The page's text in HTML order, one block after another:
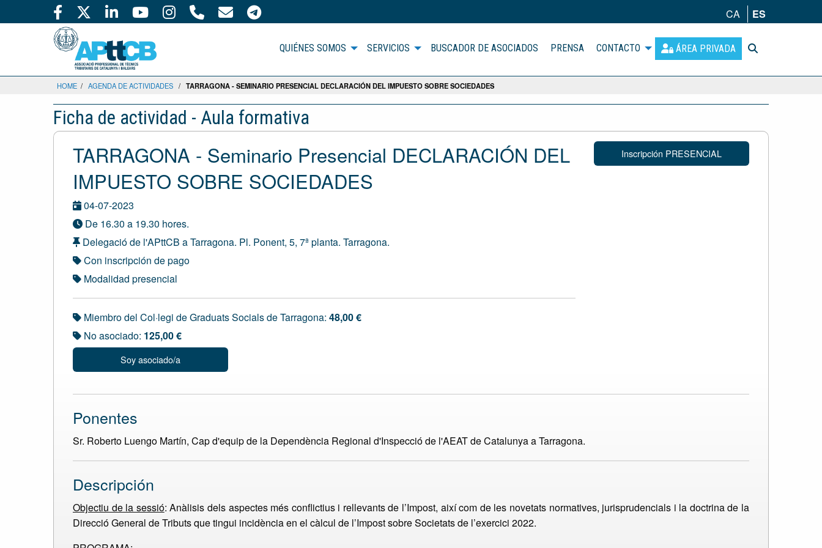
CA ES
QUIÉNES SOMOS SERVICIOS BUSCADOR DE ASOCIADOS PRENSA CONTACTO ÁREA PRIVADA
HOME / AGENDA DE ACTIVIDADES / TARRAGONA - SEMINARIO PRESENCIAL DECLARACIÓN DEL IMPUESTO SOBRE SOCIEDADES
Ficha de actividad - Aula formativa
TARRAGONA - Seminario Presencial DECLARACIÓN DEL
IMPUESTO SOBRE SOCIEDADES
04-07-2023
De 16.30 a 19.30 hores.
Delegació de l'APttCB a Tarragona. Pl. Ponent, 5, 7ª planta. Tarragona.
Con inscripción de pago
Modalidad presencial
Miembro del Col·legi de Graduats Socials de Tarragona: 48,00 €
No asociado: 125,00 €
Soy asociado/a
Inscripción PRESENCIAL
Ponentes
Sr. Roberto Luengo Martín, Cap d'equip de la Dependència Regional d'Inspecció de l'AEAT de Catalunya a Tarragona.
Descripción
Objectiu de la sessió: Anàlisis dels aspectes més conflictius i rellevants de l’Impost, així com de les novetats normatives, jurisprudencials i la doctrina de la
Direcció General de Tributs que tingui incidència en el càlcul de l’Impost sobre Societats de l’exercici 2022.